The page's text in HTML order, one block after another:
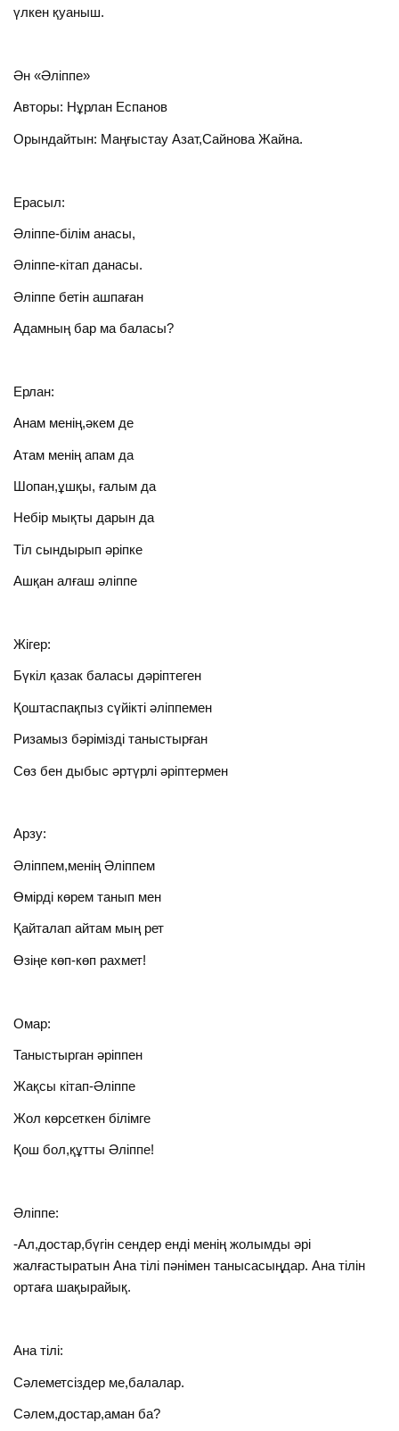
үлкен қуаныш.
Ән «Әліппе»
Авторы: Нұрлан Еспанов
Орындайтын: Маңғыстау Азат,Сайнова Жайна.
Ерасыл:
Әліппе-білім анасы,
Әліппе-кітап данасы.
Әліппе бетін ашпаған
Адамның бар ма баласы?
Ерлан:
Анам менің,әкем де
Атам менің апам да
Шопан,ұшқы, ғалым да
Небір мықты дарын да
Тіл сындырып әріпке
Ашқан алғаш әліппе
Жігер:
Бүкіл қазак баласы дәріптеген
Қоштаспақпыз сүйікті әліппемен
Ризамыз бәрімізді таныстырған
Сөз бен дыбыс әртүрлі әріптермен
Арзу:
Әліппем,менің Әліппем
Өмірді көрем танып мен
Қайталап айтам мың рет
Өзіңе көп-көп рахмет!
Омар:
Таныстырган әріппен
Жақсы кітап-Әліппе
Жол көрсеткен білімге
Қош бол,құтты Әліппе!
Әліппе:
-Ал,достар,бүгін сендер енді менің жолымды әрі
жалғастыратын Ана тілі пәнімен танысасыңдар. Ана тілін
ортаға шақырайық.
Ана тілі:
Сәлеметсіздер ме,балалар.
Сәлем,достар,аман ба?